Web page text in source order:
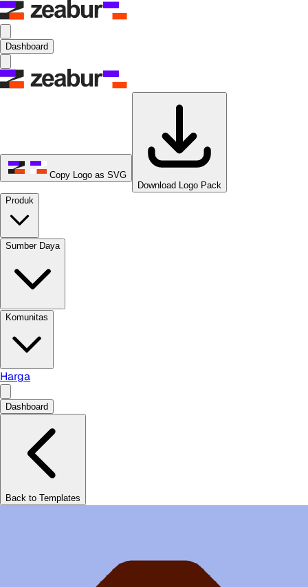
Dashboard
Copy Logo as SVG
Download Logo Pack
Produk
Sumber Daya
Komunitas
Harga
Dashboard
Back to Templates